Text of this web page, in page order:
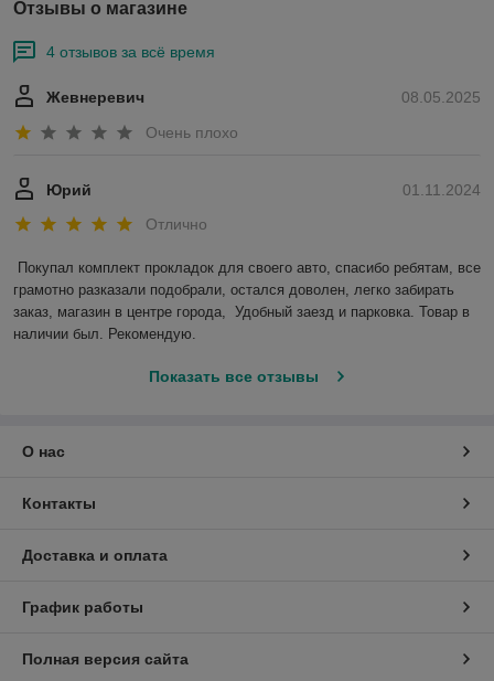
Отзывы о магазине
4 отзывов за всё время
08.05.2025
Жевнеревич
Очень плохо
01.11.2024
Юрий
Отлично
Покупал комплект прокладок для своего авто, спасибо ребятам, все
грамотно разказали подобрали, остался доволен, легко забирать
заказ, магазин в центре города,  Удобный заезд и парковка. Товар в
наличии был. Рекомендую.
Показать все отзывы
О нас
Контакты
Доставка и оплата
График работы
Полная версия сайта